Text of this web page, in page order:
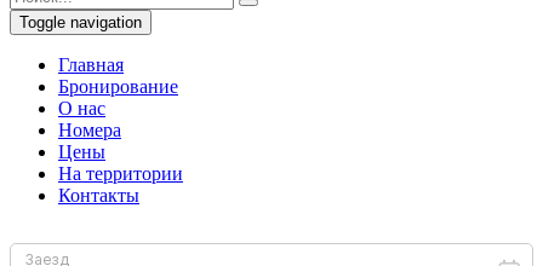
Toggle navigation
Главная
Бронирование
O нас
Номера
Цены
На территории
Контакты